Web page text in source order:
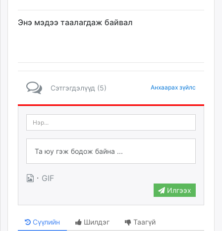
Энэ мэдээ таалагдаж байвал
Сэтгэгдэлүүд (5) Анхаарах зүйлс
· GIF
Илгээх
Сүүлийн Шилдэг Таагүй